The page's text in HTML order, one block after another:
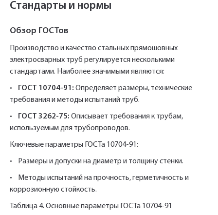
Стандарты и нормы
Обзор ГОСТов
Производство и качество стальных прямошовных
электросварных труб регулируется несколькими
стандартами. Наиболее значимыми являются:
• ГОСТ 10704-91: Определяет размеры, технические
требования и методы испытаний труб.
• ГОСТ 3262-75: Описывает требования к трубам,
используемым для трубопроводов.
Ключевые параметры ГОСТа 10704-91:
• Размеры и допуски на диаметр и толщину стенки.
• Методы испытаний на прочность, герметичность и
коррозионную стойкость.
Таблица 4. Основные параметры ГОСТа 10704-91